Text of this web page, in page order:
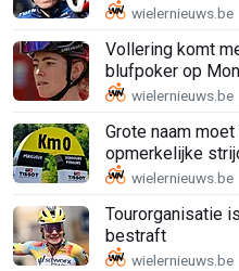
Vollering komt
blufpoker op
Grote naam
opmerkelijke
Tourorganisatie
bestraft